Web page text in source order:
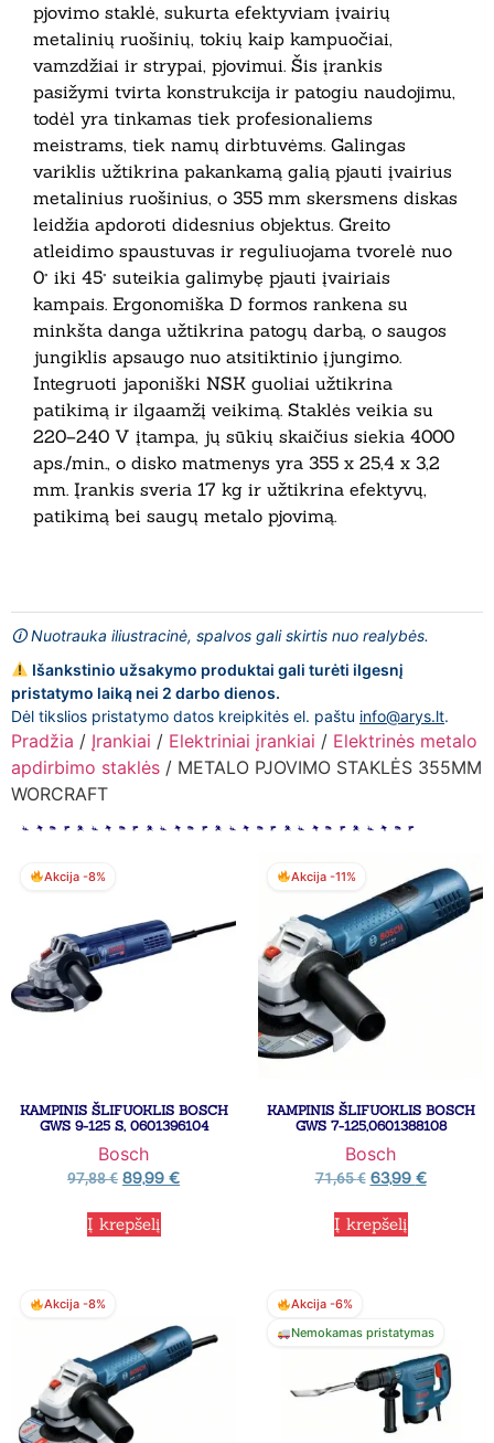
pjovimo staklė, sukurta efektyviam įvairių
metalinių ruošinių, tokių kaip kampuočiai,
vamzdžiai ir strypai, pjovimui. Šis įrankis
pasižymi tvirta konstrukcija ir patogiu naudojimu,
todėl yra tinkamas tiek profesionaliems
meistrams, tiek namų dirbtuvėms. Galingas
variklis užtikrina pakankamą galią pjauti įvairius
metalinius ruošinius, o 355 mm skersmens diskas
leidžia apdoroti didesnius objektus. Greito
atleidimo spaustuvas ir reguliuojama tvorelė nuo
0° iki 45° suteikia galimybę pjauti įvairiais
kampais. Ergonomiška D formos rankena su
minkšta danga užtikrina patogų darbą, o saugos
jungiklis apsaugo nuo atsitiktinio įjungimo.
Integruoti japoniški NSK guoliai užtikrina
patikimą ir ilgaamžį veikimą. Staklės veikia su
220–240 V įtampa, jų sūkių skaičius siekia 4000
aps./min., o disko matmenys yra 355 x 25,4 x 3,2
mm. Įrankis sveria 17 kg ir užtikrina efektyvų,
patikimą bei saugų metalo pjovimą.
🛈 Nuotrauka iliustracinė, spalvos gali skirtis nuo realybės.
Išankstinio užsakymo produktai gali turėti ilgesnį
pristatymo laiką nei 2 darbo dienos.
Dėl tikslios pristatymo datos kreipkitės el. paštu info@arys.lt.
Pradžia / Įrankiai / Elektriniai įrankiai / Elektrinės metalo
apdirbimo staklės / METALO PJOVIMO STAKLĖS 355MM
WORCRAFT
Akcija -8%
KAMPINIS ŠLIFUOKLIS BOSCH
GWS 9-125 S, 0601396104
Bosch
97,88€ 89,99 €
Į krepšelį
Akcija -11%
KAMPINIS ŠLIFUOKLIS BOSCH
GWS 7-125,0601388108
Bosch
71,65€ 63,99 €
Į krepšelį
Akcija -8%
Akcija -6%
Nemokamas pristatymas